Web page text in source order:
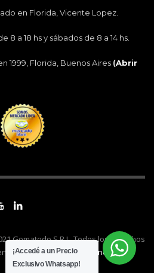
en Florida, Vicente Lopez.
8 a 18 hs y sábados de 8 a 14 hs.
1999, Florida, Buenos Aires (Abrir
Gomatodo S.R.L. Todos los derechos
| Realizado por
cónclave.
¡Accedé a un Precio
Exclusivo Whatsapp!